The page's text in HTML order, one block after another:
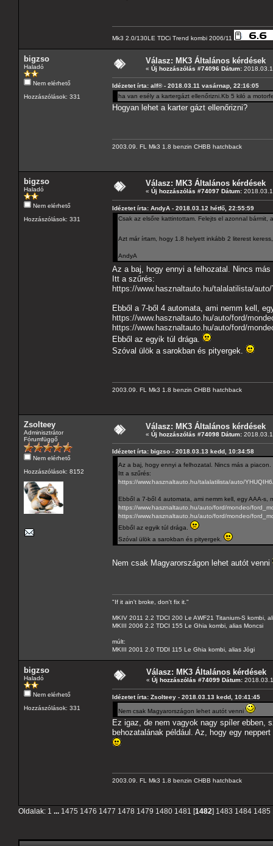
Mk3 2.0/130LE TDCi Trend kombi 2006/11
bigzso
Haladó
Nem elérhető
Hozzászólások: 331
Válasz: MK3 Általános kérdések
« Új hozzászólás #74096 Dátum:
Idézetet írta: alf® - 2018.03.11 vasárnap, 22:16:05
ha van esély a kartergázt ellenőrizni.Kb 5 kiló a
Hogyan lehet a karter gázt ellenőrizni?
2003.09. FL Mk3 1.8 benzin CHBB hatchback
bigzso
Haladó
Nem elérhető
Hozzászólások: 331
Válasz: MK3 Általános kérdések
« Új hozzászólás #74097 Dátum:
Idézetet írta: AndyA - 2018.03.12 hétfő, 22:55:59
Csak az elsőre kattintottam. Felejts el azonnal bármit,
Azt már írtam, hogy 1.8 helyett inkább 2 literest
AndyA
Az a baj, hogy ennyi a felhozatal. Nincs
Itt a szűrés:
https://www.hasznaltauto.hu/talalatilista/
Ebből a 7-ből 4 automata, ami nemm kell,
https://www.hasznaltauto.hu/auto/ford/
https://www.hasznaltauto.hu/auto/ford/
Ebből az egyik túl drága.
Szóval ülök a sarokban és pityergek.
2003.09. FL Mk3 1.8 benzin CHBB hatchback
Zsolteey
Adminisztrátor
Fórumfüggő
Nem elérhető
Hozzászólások: 8152
Válasz: MK3 Általános kérdések
« Új hozzászólás #74098 Dátum:
Idézetet írta: bigzso - 2018.03.13 kedd, 10:34:58
Az a baj, hogy ennyi a felhozatal. Nincs más a piacon.
Itt a szűrés:
https://www.hasznaltauto.hu/talalatilista/auto/
Ebből a 7-ből 4 automata, ami nemm kell, egy AAA-s,
https://www.hasznaltauto.hu/auto/ford/mondeo/
https://www.hasznaltauto.hu/auto/ford/mondeo/
Ebből az egyik túl drága.
Szóval ülök a sarokban és pityergek.
Nem csak Magyarországon lehet autót venni
"If it ain't broke, don't fix it."
MKIV 2011 2.2 TDCI 200 Le AWF21 Titanium-S kombi,
MKIII 2006 2.2 TDCI 155 Le Ghia kombi, alias Moncsi
múlt:
MKIII 2001 2.0 TDDI 115 Le Ghia kombi, alias Jógi
bigzso
Haladó
Nem elérhető
Hozzászólások: 331
Válasz: MK3 Általános kérdések
« Új hozzászólás #74099 Dátum:
Idézetet írta: Zsolteey - 2018.03.13 kedd, 10:41:45
Nem csak Magyarországon lehet autót venni
Ez igaz, de nem vagyok nagy spíler ebben,
behozatalának például. Az, hogy egy
2003.09. FL Mk3 1.8 benzin CHBB hatchback
Oldalak: 1 ... 1475 1476 1477 1478 1479 1480 1481 [1482] 1483 1484 1485